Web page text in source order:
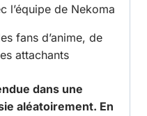
l’équipe de Nekoma
fans d’anime, de
attachants
dans une
aléatoirement. En